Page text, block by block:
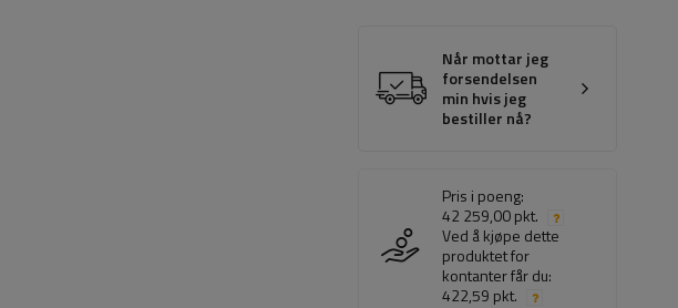
Når mottar jeg
forsendelsen
min hvis jeg
bestiller nå?
Pris i poeng:
42 259,00 pkt.
Ved å kjøpe dette
produktet for
kontanter får du:
422,59 pkt.